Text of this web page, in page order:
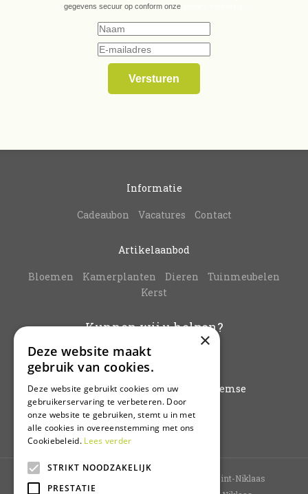
gegevens secuur op conform onze
Informatie
Cadeaubon Vacatures Contact
Artikelaanbod
Bloemen Kamerplanten Dieren
Tuinmeubelen
Kerst
Kunnen wij u helpen?
info@vanbuynder.be
03/771.38.20
Hoogkamerstraat 196 - 9140 Temse
Plan route
Bloemenwinkel Sint-Niklaas
×
Deze website maakt
gebruik van cookies.
Deze website gebruikt cookies om uw
gebruikerservaring te verbeteren. Door
onze website te gebruiken, stemt u in met
alle cookies in overeenstemming met ons
Cookiebeleid. Lees verder
STRIKT NOODZAKELIJK
PRESTATIE